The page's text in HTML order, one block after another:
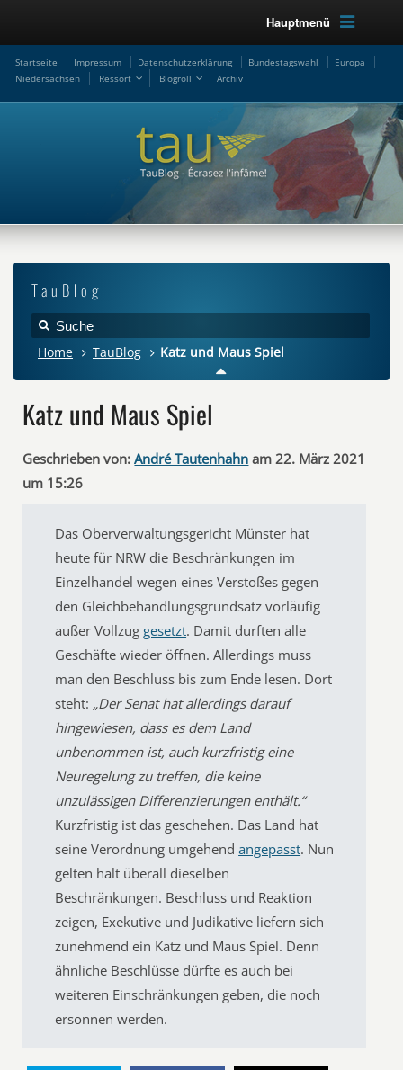
Hauptmenü
Startseite Impressum Datenschutzerklärung Bundestagswahl
Europa
Niedersachsen
Ressort Blogroll Archiv
TauBlog
Home TauBlog Katz und Maus Spiel
Katz und Maus Spiel
Geschrieben von: André Tautenhahn am 22. März 2021
um 15:26
Das Oberverwaltungsgericht Münster hat
heute für NRW die Beschränkungen im
Einzelhandel wegen eines Verstoßes gegen
den Gleichbehandlungsgrundsatz vorläufig
außer Vollzug gesetzt. Damit durften alle
Geschäfte wieder öffnen. Allerdings muss
man den Beschluss bis zum Ende lesen. Dort
steht: „Der Senat hat allerdings darauf
hingewiesen, dass es dem Land
unbenommen ist, auch kurzfristig eine
Neuregelung zu treffen, die keine
unzulässigen Differenzierungen enthält.“
Kurzfristig ist das geschehen. Das Land hat
seine Verordnung umgehendangepasst. Nun
gelten halt überall dieselben
Beschränkungen. Beschluss und Reaktion
zeigen, Exekutive und Judikative liefern sich
zunehmend ein Katz und Maus Spiel. Denn
ähnliche Beschlüsse dürfte es auch bei
weiteren Einschränkungen geben, die noch
ersonnen werden.